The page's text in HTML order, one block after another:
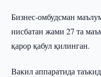
Бизнес-омбудсман
нисбатан жами 27 та
қарор қабул қилинган.
Вакил аппаратида